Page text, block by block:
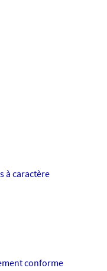
à caractère
conforme